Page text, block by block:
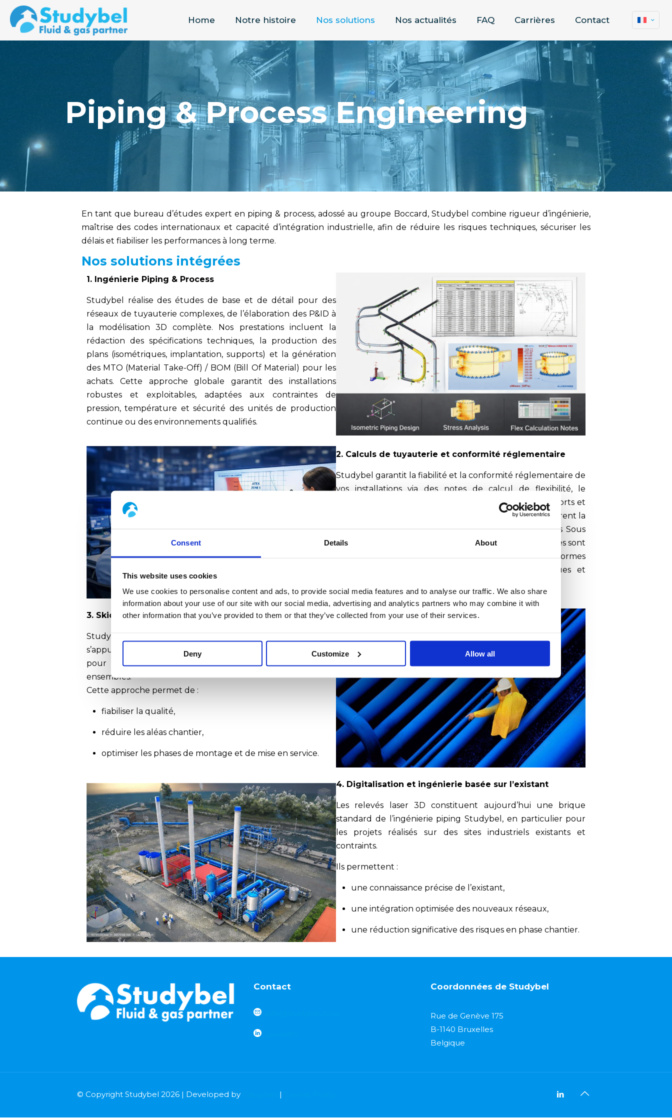
Consent Details About
This website uses cookies
We use cookies to personalise content and ads, to provide social media features and to analyse our traffic. We also share
information about your use of our site with our social media, advertising and analytics partners who may combine it with
other information that you’ve provided to them or that they’ve collected from your use of their services.
Deny Customize Allow all
Home Notre histoire Nos solutions Nos actualités FAQ Carrières Contact
Piping & Process Engineering
En tant que bureau d’études expert en piping & process, adossé au groupe Boccard, Studybel combine rigueur d’ingénierie,
maîtrise des codes internationaux et capacité d’intégration industrielle, afin de réduire les risques techniques, sécuriser les
délais et fiabiliser les performances à long terme.
Nos solutions intégrées
1. Ingénierie Piping & Process
Studybel réalise des études de base et de détail pour des
réseaux de tuyauterie complexes, de l’élaboration des P&ID à
la modélisation 3D complète. Nos prestations incluent la
rédaction des spécifications techniques, la production des
plans (isométriques, implantation, supports) et la génération
des MTO (Material Take-Off) / BOM (Bill Of Material) pour les
achats. Cette approche globale garantit des installations
robustes et exploitables, adaptées aux contraintes de
pression, température et sécurité des unités de production
continue ou des environnements qualifiés.
2. Calculs de tuyauterie et conformité réglementaire
Studybel garantit la fiabilité et la conformité réglementaire de
vos installations via des notes de calcul de flexibilité, le
dimensionnement des structures métalliques de supports et
des analyses hydrauliques complexes. Nos experts assurent la
constitution des dossiers DESP (Directive Equipements Sous
Pression) et l’intégration des exigences ATEX.
Les études sont
menées conformément aux principaux codes et normes
internationaux, en fonction des exigences techniques et
3. Skids et solutions modulaires de tuyauterie
Studybel assure la conception et l’ingénierie piping, et
s’appuie sur les capacités industrielles du groupe Boccard
pour la fabrication, l’assemblage et le montage des
ensembles.
Cette approche permet de :
fiabiliser la qualité,
réduire les aléas chantier,
optimiser les phases de montage et de mise en service.
4. Digitalisation et ingénierie basée sur l’existant
Les relevés laser 3D constituent aujourd’hui une brique
standard de l’ingénierie piping Studybel, en particulier pour
les projets réalisés sur des sites industriels existants et
contraints.
Ils permettent :
une connaissance précise de l’existant,
une intégration optimisée des nouveaux réseaux,
une réduction significative des risques en phase chantier.
Contact Coordonnées de Studybel
Rue de Genève 175
B-1140 Bruxelles
Belgique
© Copyright Studybel 2026 | Developed by |